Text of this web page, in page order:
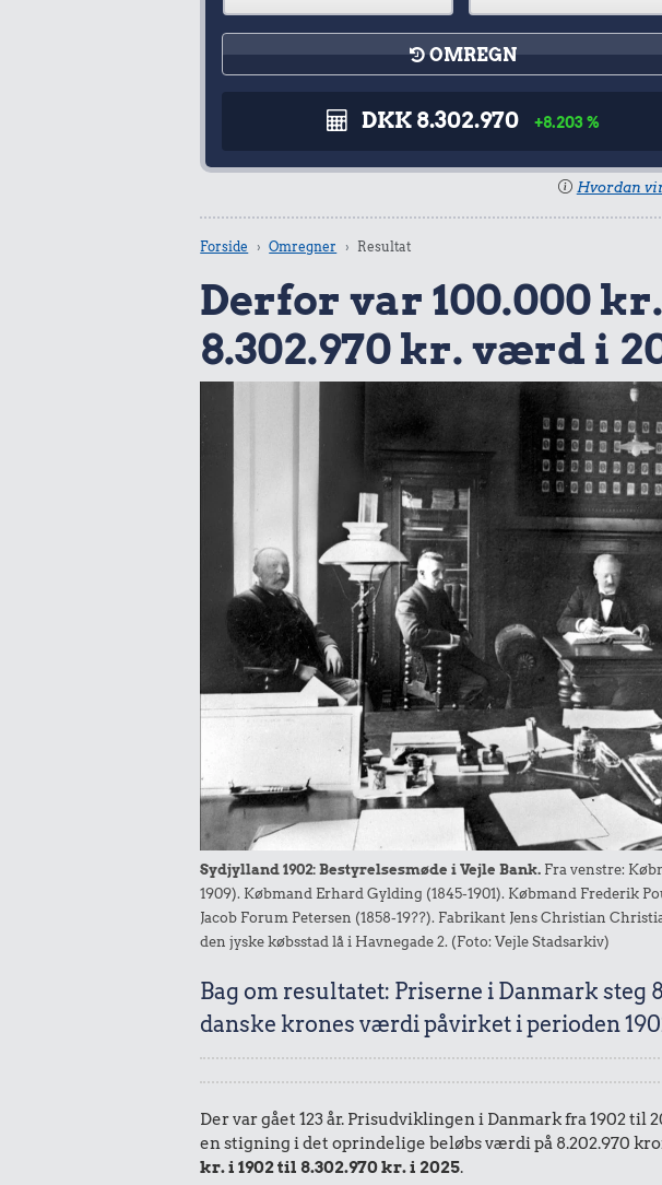
OMREGN
DKK 8.302.970 +8.203 %
Hvordan
Forside Omregner Resultat
Derfor var 100.000 kr.
8.302.970 kr. værd i
Sydjylland 1902: Bestyrelsesmøde i Vejle Bank. Fra venstre:
1909). Købmand Erhard Gylding (1845-1901). Købmand Frederik
Jacob Forum Petersen (1858-19??). Fabrikant Jens Christian
den jyske købsstad lå i Havnegade 2. (Foto: Vejle Stadsarkiv)
Bag om resultatet: Priserne i Danmark steg
danske krones værdi påvirket i perioden
Der var gået 123 år. Prisudviklingen i Danmark fra 1902 til
en stigning i det oprindelige beløbs værdi på 8.202.970
kr. i 1902 til 8.302.970 kr. i 2025.